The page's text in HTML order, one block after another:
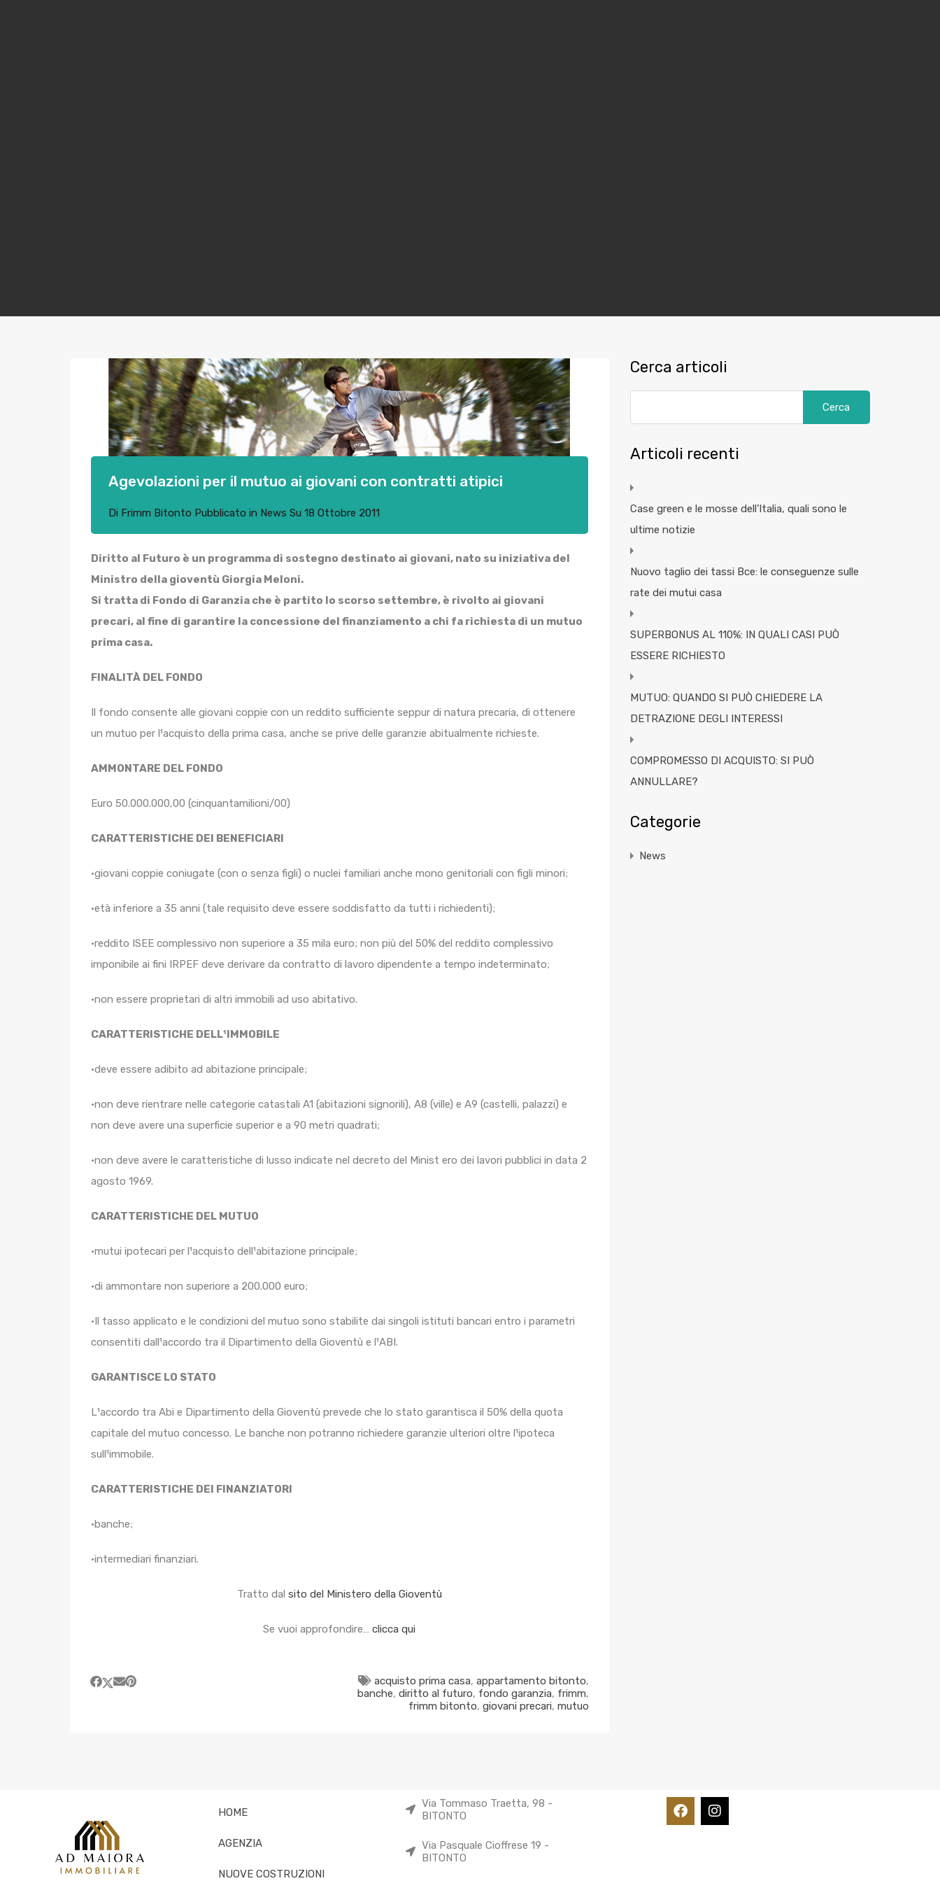
Agevolazioni per il mutuo ai giovani con contratti atipici
Di Frimm Bitonto Pubblicato in News Su 18 Ottobre 2011
Diritto al Futuro è un programma di sostegno destinato ai giovani, nato su iniziativa del
Ministro della gioventù Giorgia Meloni.
Si tratta di Fondo di Garanzia che è partito lo scorso settembre, è rivolto ai giovani
precari, al fine di garantire la concessione del finanziamento a chi fa richiesta di un mutuo
prima casa.
FINALITÀ DEL FONDO
Il fondo consente alle giovani coppie con un reddito sufficiente seppur di natura precaria, di ottenere
un mutuo per l¹acquisto della prima casa, anche se prive delle garanzie abitualmente richieste.
AMMONTARE DEL FONDO
Euro 50.000.000,00 (cinquantamilioni/00)
CARATTERISTICHE DEI BENEFICIARI
•giovani coppie coniugate (con o senza figli) o nuclei familiari anche mono genitoriali con figli minori;
•età inferiore a 35 anni (tale requisito deve essere soddisfatto da tutti i richiedenti);
•reddito ISEE complessivo non superiore a 35 mila euro; non più del 50% del reddito complessivo
imponibile ai fini IRPEF deve derivare da contratto di lavoro dipendente a tempo indeterminato;
•non essere proprietari di altri immobili ad uso abitativo.
CARATTERISTICHE DELL¹IMMOBILE
•deve essere adibito ad abitazione principale;
•non deve rientrare nelle categorie catastali A1 (abitazioni signorili), A8 (ville) e A9 (castelli, palazzi) e
non deve avere una superficie superior e a 90 metri quadrati;
•non deve avere le caratteristiche di lusso indicate nel decreto del Minist ero dei lavori pubblici in data 2
agosto 1969.
CARATTERISTICHE DEL MUTUO
•mutui ipotecari per l¹acquisto dell¹abitazione principale;
•di ammontare non superiore a 200.000 euro;
•Il tasso applicato e le condizioni del mutuo sono stabilite dai singoli istituti bancari entro i parametri
consentiti dall¹accordo tra il Dipartimento della Gioventù e l¹ABI.
GARANTISCE LO STATO
L¹accordo tra Abi e Dipartimento della Gioventù prevede che lo stato garantisca il 50% della quota
capitale del mutuo concesso. Le banche non potranno richiedere garanzie ulteriori oltre l¹ipoteca
sull¹immobile.
CARATTERISTICHE DEI FINANZIATORI
•banche;
•intermediari finanziari.
Tratto dal sito del Ministero della Gioventù
Se vuoi approfondire…clicca qui
acquisto prima casa, appartamento bitonto,
banche, diritto al futuro, fondo garanzia, frimm,
frimm bitonto, giovani precari, mutuo
Cerca articoli
Articoli recenti
Case green e le mosse dell’Italia, quali sono le
ultime notizie
Nuovo taglio dei tassi Bce: le conseguenze sulle
rate dei mutui casa
SUPERBONUS AL 110%: IN QUALI CASI PUÒ
ESSERE RICHIESTO
MUTUO: QUANDO SI PUÒ CHIEDERE LA
DETRAZIONE DEGLI INTERESSI
COMPROMESSO DI ACQUISTO: SI PUÒ
ANNULLARE?
Categorie
News
HOME
AGENZIA
NUOVE COSTRUZIONI
Via Tommaso Traetta, 98 -
BITONTO
Via Pasquale Cioffrese 19 -
BITONTO